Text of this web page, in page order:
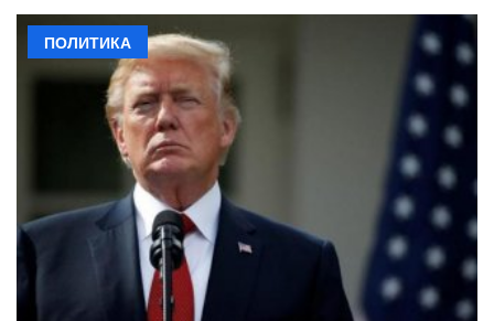
ПОЛИТИКА